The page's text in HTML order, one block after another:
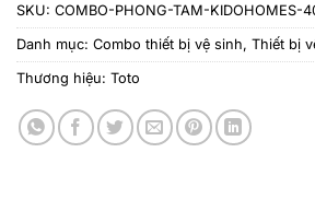
SKU: COMBO-PHONG-TAM-KIDOHOMES-
Danh mục: Combo thiết bị vệ sinh, Thiết bị
Thương hiệu: Toto